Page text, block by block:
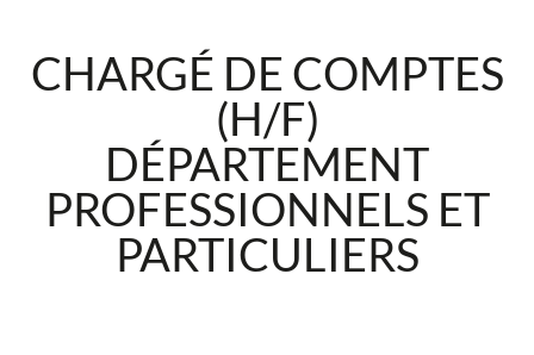
CHARGÉ DE COMPTES
(H/F)
DÉPARTEMENT
PROFESSIONNELS ET
PARTICULIERS